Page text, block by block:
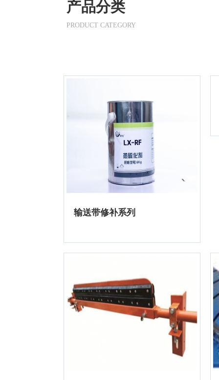
PRODUCT CATEGORY
产品分类
输送带修补系列